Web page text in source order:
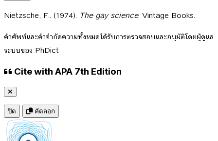
Nietzsche, F.. (1974). The gay science. Vintage Books.
คำศัพท์และคำจำกัดความทั้งหมดได้รับการตรวจสอบและอนุมัติโดยผู้ดูแล
ระบบของ PhDict
Cite with APA 7th Edition
ปิด คัดลอก